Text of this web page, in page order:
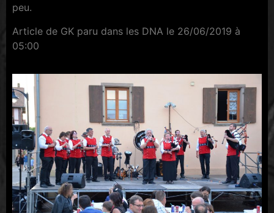
peu.
Article de GK paru dans les DNA le 26/06/2019 à
05:00